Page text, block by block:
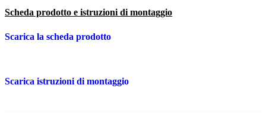
Scheda prodotto e istruzioni di montaggio
Scarica la scheda prodotto
Scarica istruzioni di montaggio